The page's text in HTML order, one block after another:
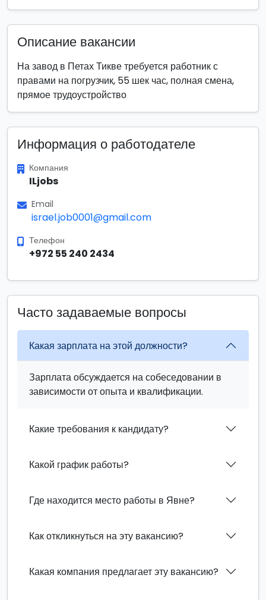
Описание вакансии
На завод в Петах Тикве требуется работник с
правами на погрузчик, 55 шек час, полная смена,
прямое трудоустройство
Информация о работодателе
Компания
ILjobs
Email
israel.job0001@gmail.com
Телефон
+972 55 240 2434
Часто задаваемые вопросы
Какая зарплата на этой должности?
Зарплата обсуждается на собеседовании в
зависимости от опыта и квалификации.
Какие требования к кандидату?
Какой график работы?
Где находится место работы в Явне?
Как откликнуться на эту вакансию?
Какая компания предлагает эту вакансию?